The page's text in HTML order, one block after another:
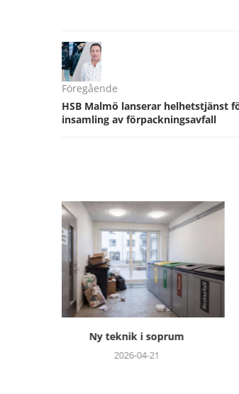
Föregående
HSB Malmö lanserar helhetstjänst
insamling av förpackningsavfall
Återvinning med hållbar teknik
2026-04-13